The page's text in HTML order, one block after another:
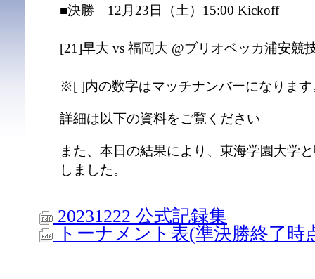
■決勝 12月23日（土）15:00 Kickoff
[21]早大 vs 福岡大 @ブリオベッカ浦安競
※[ ]内の数字はマッチナンバーになります
詳細は以下の資料をご覧ください。
また、本日の結果により、東海学園大学
しました。
20231222 公式記録集
トーナメント表(準決勝終了時